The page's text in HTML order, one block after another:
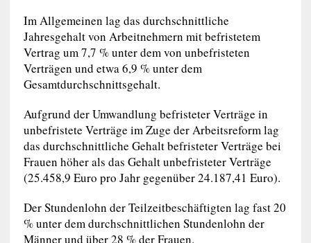
Im Allgemeinen lag das durchschnittliche
Jahresgehalt von Arbeitnehmern mit befristetem
Vertrag um 7,7 % unter dem von unbefristeten
Verträgen und etwa 6,9 % unter dem
Gesamtdurchschnittsgehalt.
Aufgrund der Umwandlung befristeter Verträge in
unbefristete Verträge im Zuge der Arbeitsreform lag
das durchschnittliche Gehalt befristeter Verträge bei
Frauen höher als das Gehalt unbefristeter Verträge
(25.458,9 Euro pro Jahr gegenüber 24.187,41 Euro).
Der Stundenlohn der Teilzeitbeschäftigten lag fast 20
% unter dem durchschnittlichen Stundenlohn der
Männer und über 28 % der Frauen.